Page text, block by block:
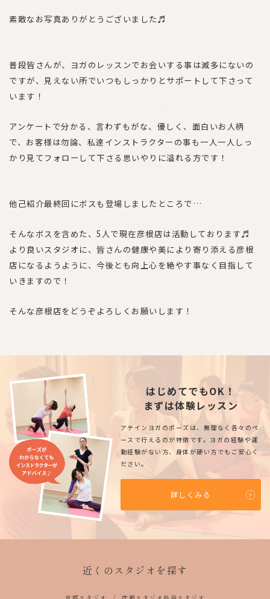
素敵なお写真ありがとうございました♬
普段皆さんが、ヨガのレッスンでお会いする事は滅多にないの
ですが、見えない所でいつもしっかりとサポートして下さって
います！
アンケートで分かる、言わずもがな、優しく、面白いお人柄
で、お客様は勿論、私達インストラクターの事も一人一人しっ
かり見てフォローして下さる思いやりに溢れる方です！
他己紹介最終回にボスも登場しましたところで…
そんなボスを含めた、5人で現在彦根店は活動しております♬
より良いスタジオに、皆さんの健康や美により寄り添える彦根
店になるようように、今後とも向上心を絶やす事なく目指して
いきますので！
そんな彦根店をどうぞよろしくお願いします！
はじめてでもOK！
まずは体験レッスン
アテインヨガのポーズは、無理なく各々のペ
ースで行えるのが特徴です。ヨガの経験や運
動経験がない方、身体が硬い方でもご安心く
ださい。
詳しくみる
近くのスタジオを探す